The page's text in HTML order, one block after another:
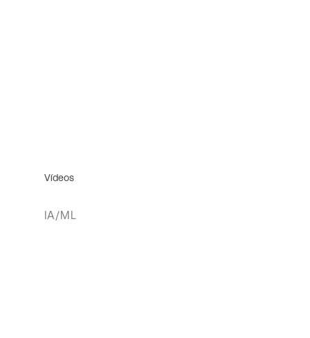
Vídeos
IA/ML